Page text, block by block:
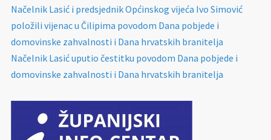
Načelnik Lasić i predsjednik Općinskog vijeća Ivo Simović
položili vijenac u Čilipima povodom Dana pobjede i
domovinske zahvalnosti i Dana hrvatskih branitelja
Načelnik Lasić uputio čestitku povodom Dana pobjede i
domovinske zahvalnosti i Dana hrvatskih branitelja